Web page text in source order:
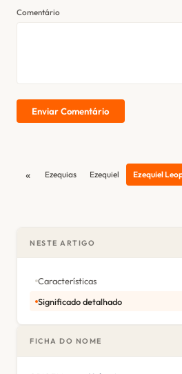
Comentário
Enviar Comentário
« Ezequias Ezequiel Ezequiel
NESTE ARTIGO
Características
Significado detalhado
FICHA DO NOME